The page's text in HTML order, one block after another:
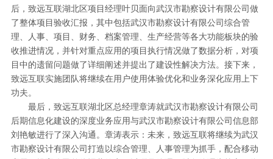
后，致远互联湖北区项目经理叶贝面向武汉市勘察设计有限公司做
了整体项目验收汇报，其中包括武汉市勘察设计有限公司综合管
理、人事、项目、财务、档案管理、生产经营等各大功能板块的验
收推进情况，并针对重点应用的项目执行情况做了数据分析，对项
目中的遗留问题做了详细阐述并提出了建设性解决方法。接下来，
致远互联实施团队将继续在用户使用体验优化和业务深化应用上下
功夫。
最后，致远互联湖北区总经理章涛就武汉市勘察设计有限公司
后期信息化建设的深度业务应用与武汉市勘察设计有限公司信息部
刘艳敏进行了深入沟通。章涛表示：未来，致远互联将继续为武汉
市勘察设计有限公司打造以综合管理、人事管理为抓手，配合移动